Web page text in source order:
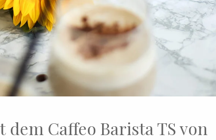
dem Caffeo Barista TS von